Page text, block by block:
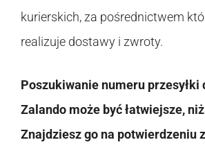
kurierskich, za pośrednictwem
realizuje dostawy i zwroty.
Poszukiwanie numeru przesyłki
Zalando może być łatwiejsze,
Znajdziesz go na potwierdzeniu